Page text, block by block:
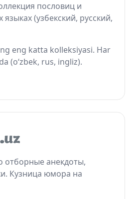
пословиц и
языках (узбекский, русский,
eng katta kolleksiyasi. Har
(o‘zbek, rus, ingliz).
отборные анекдоты,
Кузница юмора на